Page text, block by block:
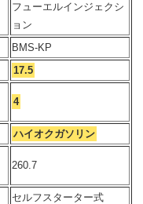
フューエルインジェクシ
ョン
BMS-KP
17.5
4
ハイオクガソリン
260.7
セルフスターター式